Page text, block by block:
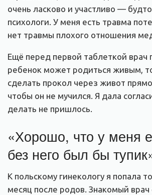
очень ласково и участливо —
психологи. У меня есть травма
нет травмы плохого отношения
Ещё перед первой таблеткой врач
ребенок может родиться живым,
сделать прокол через живот
чтобы он не мучился. Я дала
делать не пришлось.
«Хорошо, что у меня
без него был бы
К польскому гинекологу я попала
месяц после родов. Знакомый врач